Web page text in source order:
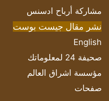
مشاركة أرباح ادسنس
نشر مقال جيست بوست
English
صحيفة 24 لمعلوماتك
مؤسسة اشراق العالم
صفحات